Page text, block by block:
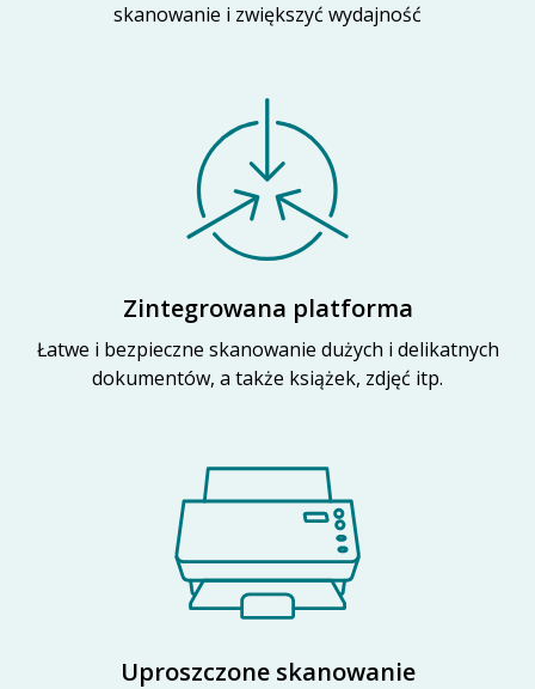
skanowanie i zwiększyć wydajność
Zintegrowana platforma
Łatwe i bezpieczne skanowanie dużych i delikatnych
dokumentów, a także książek, zdjęć itp.
Uproszczone skanowanie